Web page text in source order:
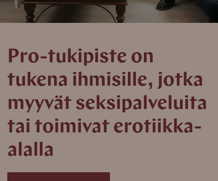
Pro-tukipiste on
tukena ihmisille, jotka
myyvät seksipalveluita
tai toimivat erotiikka-
alalla